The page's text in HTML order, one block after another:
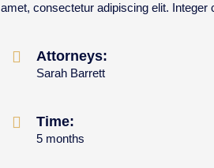
amet, consectetur adipiscing elit. Integer
Attorneys:
Sarah Barrett
Time:
5 months